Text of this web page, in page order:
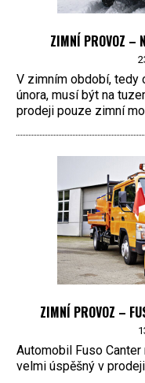
ZIMNÍ PROVOZ –
V zimním období, tedy
února, musí být na
prodeji pouze zimní
ZIMNÍ PROVOZ –
Automobil Fuso
velmi úspěšný v